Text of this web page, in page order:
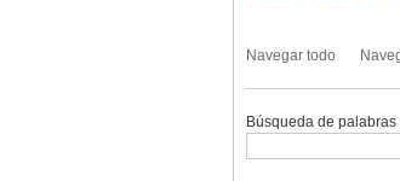
Navegar todo
Búsqueda de palabras